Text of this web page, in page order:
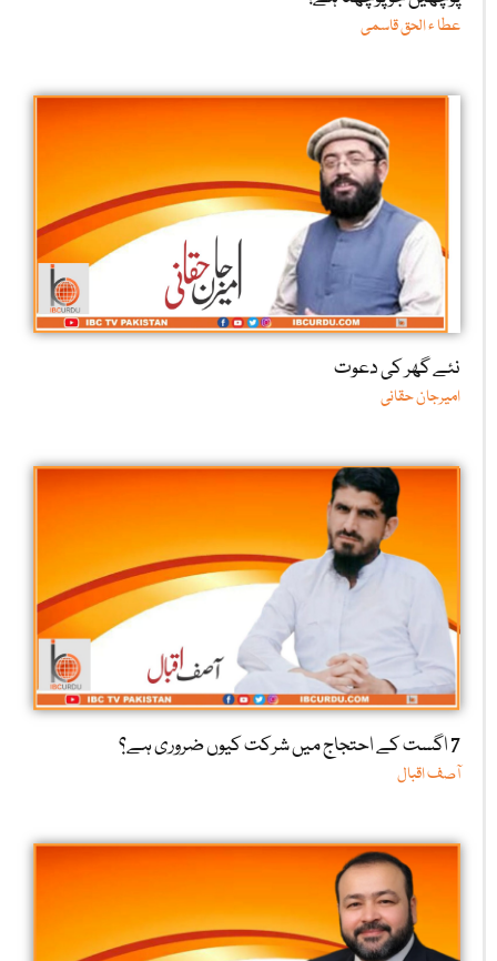
عطا ء الحق قاسمی
نئے گھر کی دعوت
امیرجان حقانی
7 اگست کے احتجاج میں شرکت کیوں ضروری ہے؟
آصف اقبال